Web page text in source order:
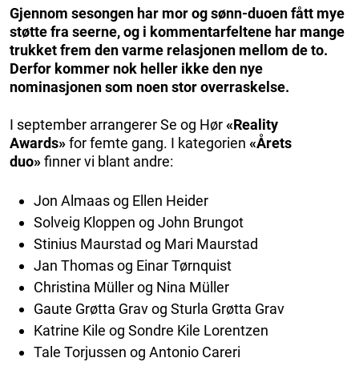
Gjennom sesongen har mor og sønn-duoen fått mye
støtte fra seerne, og i kommentarfeltene har mange
trukket frem den varme relasjonen mellom de to.
Derfor kommer nok heller ikke den nye
nominasjonen som noen stor overraskelse.
I september arrangerer Se og Hør«Reality
Awards»for femte gang. I kategorien «Årets
duo»finner vi blant andre:
Jon Almaas og Ellen Heider
Solveig Kloppen og John Brungot
Stinius Maurstad og Mari Maurstad
Jan Thomas og Einar Tørnquist
Christina Müller og Nina Müller
Gaute Grøtta Grav og Sturla Grøtta Grav
Katrine Kile og Sondre Kile Lorentzen
Tale Torjussen og Antonio Careri